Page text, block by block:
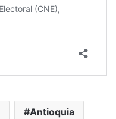
Antioquia